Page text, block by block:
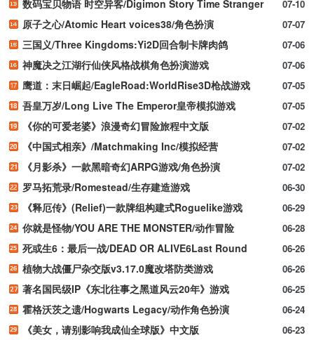
07-10
数码宝贝物语 时空异客/Digimon Story Time Stranger
07-07
原子之心/Atomic Heart voices38/角色扮演
07-06
三国义/Three Kingdoms:Yi2D回合制卡牌肉鸽
07-06
神魔决之江湖行仙侠风格战棋角色扮演游戏
07-05
鹰道：末日崛起/EagleRoad:WorldRise3D枪战游戏
07-05
吾皇万岁/Long Live The Emperor皇帝模拟游戏
07-02
《你的可爱老婆》浪漫奇幻冒险旅程中文版
07-02
《中国式相亲》/Matchmaking Inc/模拟经营
07-02
《月影杀》一款黑暗奇幻ARPG游戏/角色扮演
06-30
罗马拓荒录/Romestead/生存建造游戏
06-29
《释厄传》(Relief)一款牌组构建式Roguelike游戏
06-28
你就是怪物/YOU ARE THE MONSTER/动作冒险
06-26
死或生6：最后一战/DEAD OR ALIVE6Last Round
06-26
植物大战僵尸杂交版v3.17.0魔改塔防类游戏
06-25
著名国民级IP《东北往事之黑道风云20年》游戏
06-24
霍格沃茨之遗/Hogwarts Legacy/动作角色扮演
06-23
《美女，请别影响我成仙全球版》中文版